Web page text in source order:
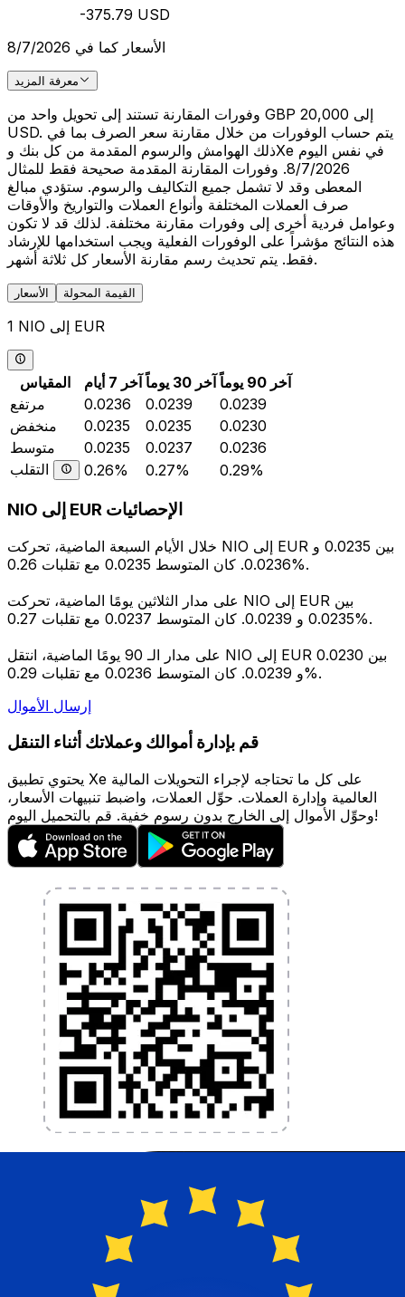
-375.79 USD
الأسعار كما في 8/7/2026
معرفة المزيد
وفورات المقارنة تستند إلى تحويل واحد من GBP 20,000 إلى
USD. يتم حساب الوفورات من خلال مقارنة سعر الصرف بما في
ذلك الهوامش والرسوم المقدمة من كل بنك وXe في نفس اليوم
8/7/2026. وفورات المقارنة المقدمة صحيحة فقط للمثال
المعطى وقد لا تشمل جميع التكاليف والرسوم. ستؤدي مبالغ
صرف العملات المختلفة وأنواع العملات والتواريخ والأوقات
وعوامل فردية أخرى إلى وفورات مقارنة مختلفة. لذلك قد لا تكون
هذه النتائج مؤشراً على الوفورات الفعلية ويجب استخدامها للإرشاد
فقط. يتم تحديث رسم مقارنة الأسعار كل ثلاثة أشهر.
الأسعار القيمة المحولة
1 NIO إلى EUR
المقياس آخر 7 أيام آخر 30 يوماً
آخر 90 يوماً
مرتفع
0.0236 0.0239
0.0239
منخفض
0.0235 0.0235
0.0230
متوسط
0.0235 0.0237
0.0236
التقلب
0.26% 0.27% 0.29%
NIO إلى EUR الإحصائيات
خلال الأيام السبعة الماضية، تحركت NIO إلى EUR بين 0.0235 و
0.0236. كان المتوسط 0.0235 مع تقلبات 0.26%.
على مدار الثلاثين يومًا الماضية، تحركت NIO إلى EUR بين
0.0235 و 0.0239. كان المتوسط 0.0237 مع تقلبات 0.27%.
على مدار الـ 90 يومًا الماضية، انتقل NIO إلى EUR بين 0.0230
و 0.0239. كان المتوسط 0.0236 مع تقلبات 0.29%.
إرسال الأموال
قم بإدارة أموالك وعملاتك أثناء التنقل
يحتوي تطبيق Xe على كل ما تحتاجه لإجراء التحويلات المالية
العالمية وإدارة العملات. حوِّل العملات، واضبط تنبيهات الأسعار،
وحوِّل الأموال إلى الخارج بدون رسوم خفية. قم بالتحميل اليوم!